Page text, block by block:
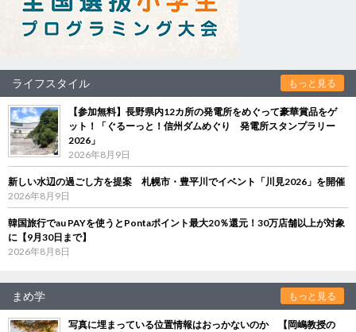
ライフスタイル もっと見る
【参加無料】長野県内12カ所の発電所をめぐって豪華賞品をゲ
ット！「ぐるーっと！信州ダムめぐり 発電所スタンプラリー
2026」
2026年8月9日
新しい水辺の過ごし方を提案 札幌市・豊平川でイベント「川見2026」を開催
2026年8月9日
韓国旅行でau PAYを使うとPontaポイント最大20％還元！30万店舗以上が対象
に【9月30日まで】
2026年8月8日
まめ学 もっと見る
写真に埋まっている位置情報はおっかないのか 【岡嶋教授の